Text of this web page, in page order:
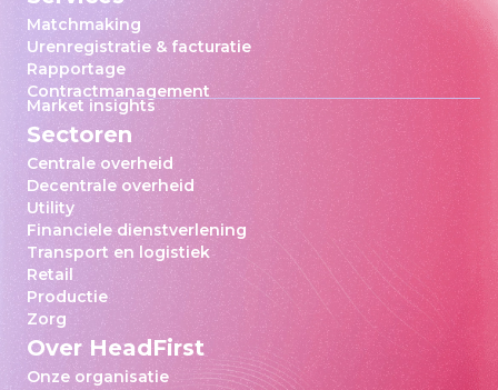
Matchmaking
Urenregistratie & facturatie
Rapportage
Contractmanagement
Market insights
Sectoren
Centrale overheid
Decentrale overheid
Utility
Financiele dienstverlening
Transport en logistiek
Retail
Productie
Zorg
Over HeadFirst
Onze organisatie